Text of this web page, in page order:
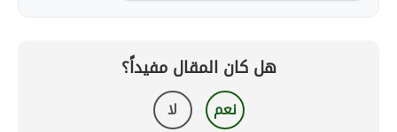
هل كان المقال مفيداً؟
نعم لا